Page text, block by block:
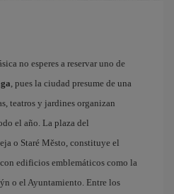
no esperes a reservar uno de
, pues la ciudad presume de una
teatros y jardines organizan
el año. La plaza del
o Staré Město, constituye el
edificios emblemáticos como la
o el Ayuntamiento. Entre los